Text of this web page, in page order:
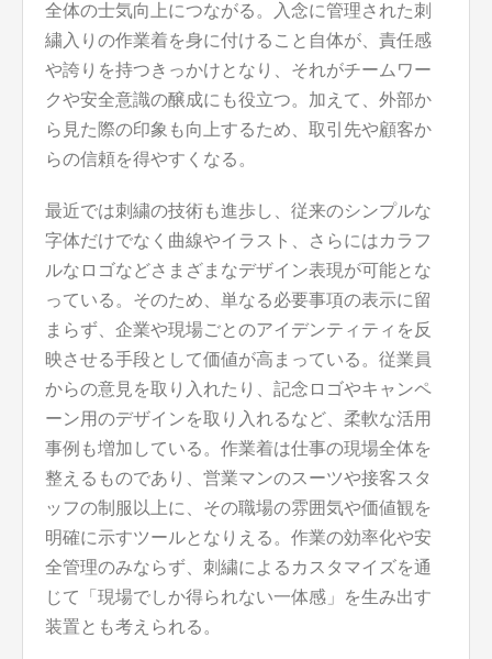
全体の士気向上につながる。入念に管理された刺
繍入りの作業着を身に付けること自体が、責任感
や誇りを持つきっかけとなり、それがチームワー
クや安全意識の醸成にも役立つ。加えて、外部か
ら見た際の印象も向上するため、取引先や顧客か
らの信頼を得やすくなる。
最近では刺繍の技術も進歩し、従来のシンプルな
字体だけでなく曲線やイラスト、さらにはカラフ
ルなロゴなどさまざまなデザイン表現が可能とな
っている。そのため、単なる必要事項の表示に留
まらず、企業や現場ごとのアイデンティティを反
映させる手段として価値が高まっている。従業員
からの意見を取り入れたり、記念ロゴやキャンペ
ーン用のデザインを取り入れるなど、柔軟な活用
事例も増加している。作業着は仕事の現場全体を
整えるものであり、営業マンのスーツや接客スタ
ッフの制服以上に、その職場の雰囲気や価値観を
明確に示すツールとなりえる。作業の効率化や安
全管理のみならず、刺繍によるカスタマイズを通
じて「現場でしか得られない一体感」を生み出す
装置とも考えられる。